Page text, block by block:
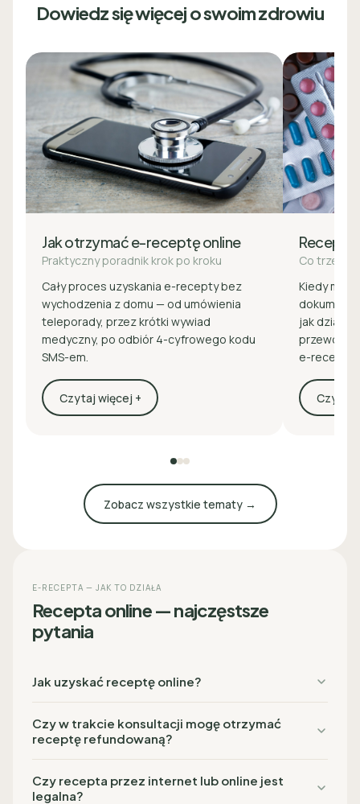
Dowiedz się więcej o swoim zdrowiu
Jak otrzymać e-receptę online
Praktyczny poradnik krok po kroku
Cały proces uzyskania e-recepty bez
wychodzenia z domu — od umówienia
teleporady, przez krótki wywiad
medyczny, po odbiór 4-cyfrowego kodu
SMS-em.
Czytaj więcej +
Recepta
Co trzeba
Kiedy
jak działa
e-
Czytaj
Zobacz wszystkie tematy →
E-RECEPTA — JAK TO DZIAŁA
Recepta online — najczęstsze
pytania
Jak uzyskać receptę online?
Czy w trakcie konsultacji mogę otrzymać
receptę refundowaną?
Czy recepta przez internet lub online jest
legalna?